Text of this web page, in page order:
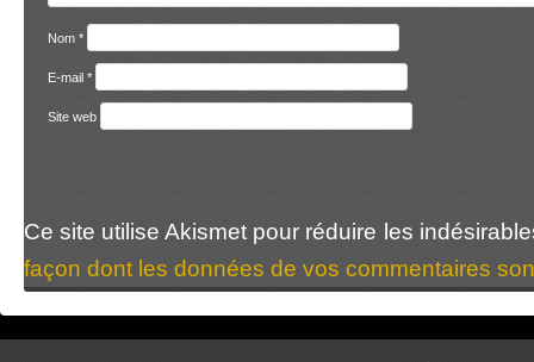
Nom *
E-mail *
Site web
Ce site utilise Akismet pour réduire les
façon dont les données de vos commentaires